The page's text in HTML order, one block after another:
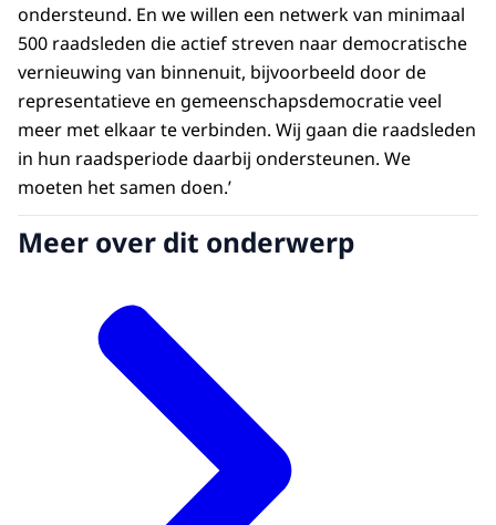
ondersteund. En we willen een netwerk van minimaal
500 raadsleden die actief streven naar democratische
vernieuwing van binnenuit, bijvoorbeeld door de
representatieve en gemeenschapsdemocratie veel
meer met elkaar te verbinden. Wij gaan die raadsleden
in hun raadsperiode daarbij ondersteunen. We
moeten het samen doen.’
Meer over dit onderwerp